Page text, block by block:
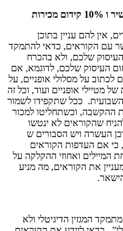
אין להם עניין בתוכן
עם הקוראים, כדאי להתמקד
שלכם, ולא בהכרח
העיסוק שלכם, לדוגמא, אם
לכתוב על מסלולי אופניים, על
מטיילי אופניים ועוד, וכל זה
השבועית. ככל שתקפידו לשמור
את ההקשבה, וכשתחליטו למכור
שהקוראים לא ינטשו
יקנו. יש הסבורים שצריך 70% תוכן העשרה ויש הסבורים ש
כי אם העדפות הקוראים
המיילים ואחוזי ההקלקה על
את הקוראים, מה מניע
המגזין הדיגיטלי ולא